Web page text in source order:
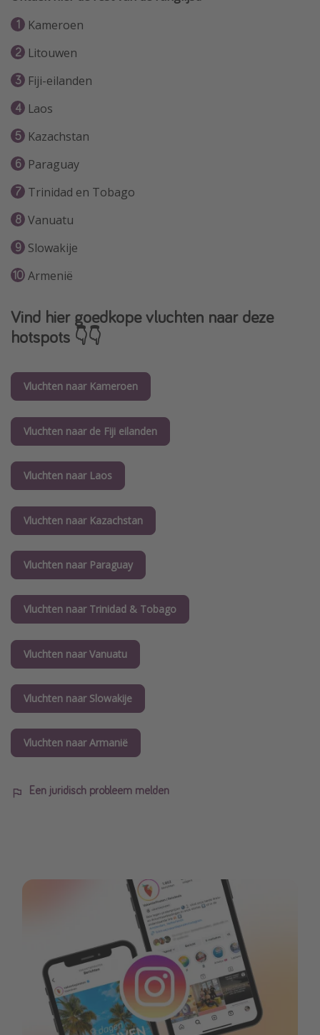
Kameroen
Litouwen
Fiji-eilanden
Laos
Kazachstan
Paraguay
Trinidad en Tobago
Vanuatu
Slowakije
Armenië
Vind hier goedkope vluchten naar deze
hotspots 👇👇
Vluchten naar Kameroen
Vluchten naar de Fiji eilanden
Vluchten naar Laos
Vluchten naar Kazachstan
Vluchten naar Paraguay
Vluchten naar Trinidad & Tobago
Vluchten naar Vanuatu
Vluchten naar Slowakije
Vluchten naar Armanië
Een juridisch probleem melden